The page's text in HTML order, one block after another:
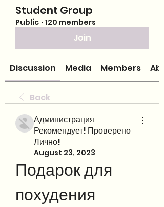
Student Group
Public · 120 members
Join
Discussion Media Members
Back
Администрация
Рекомендует! Проверено
Лично!
August 23, 2023
Подарок для
похудения